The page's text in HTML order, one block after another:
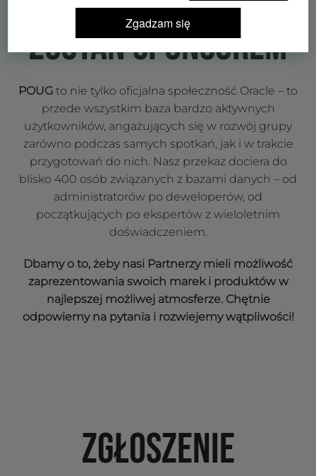
ZOSTAŃ SPONSOREM
POUG to nie tylko oficjalna społeczność Oracle – to
przede wszystkim baza bardzo aktywnych
użytkowników, angażujących się w rozwój grupy
zarówno podczas samych spotkań, jak i w trakcie
przygotowań do nich. Nasz przekaz dociera do
blisko 400 osób związanych z bazami danych – od
administratorów po deweloperów, od
początkujących po ekspertów z wieloletnim
doświadczeniem.
Dbamy o to, żeby nasi Partnerzy mieli możliwość
zaprezentowania swoich marek i produktów w
najlepszej możliwej atmosferze. Chętnie
odpowiemy na pytania i rozwiejemy wątpliwości!
ZGŁOSZENIE
Zgadzam się